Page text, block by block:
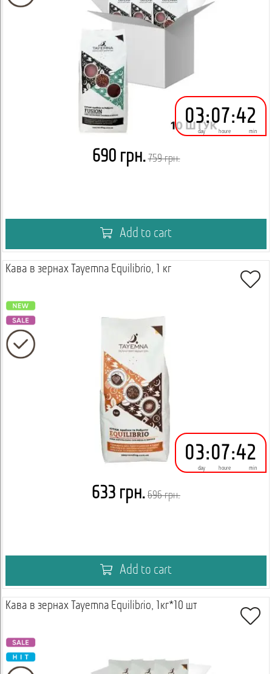
03
day
:07
houre
:42
min
690 грн. 759 грн.
Add to cart
Кава в зернах Tayemna Equilibrio, 1 кг
03
day
:07
houre
:42
min
633 грн. 696 грн.
Add to cart
Кава в зернах Tayemna Equilibrio, 1кг*10 шт